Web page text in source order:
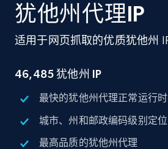
犹他州代理IP
适用于网页抓取的优质犹他州
46,485 犹他州 IP
最快的犹他州代理正常运行
城市、州和邮政编码级别定
最高品质的犹他州代理